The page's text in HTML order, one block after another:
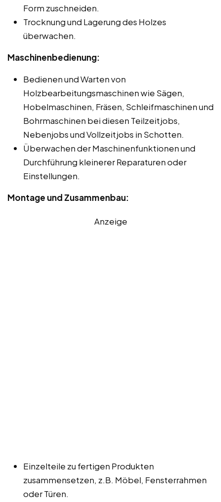
Form zuschneiden.
Trocknung und Lagerung des Holzes
überwachen.
Maschinenbedienung:
Bedienen und Warten von
Holzbearbeitungsmaschinen wie Sägen,
Hobelmaschinen, Fräsen, Schleifmaschinen und
Bohrmaschinen bei diesen Teilzeitjobs,
Nebenjobs und Vollzeitjobs in Schotten.
Überwachen der Maschinenfunktionen und
Durchführung kleinerer Reparaturen oder
Einstellungen.
Montage und Zusammenbau:
Anzeige
Einzelteile zu fertigen Produkten
zusammensetzen, z.B. Möbel, Fensterrahmen
oder Türen.